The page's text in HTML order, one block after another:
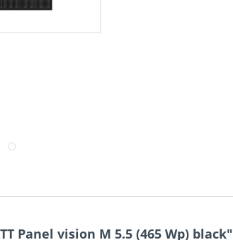
Panel vision M 5.5 (465 Wp) black"